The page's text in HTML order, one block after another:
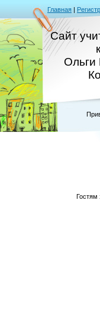
Главная |
Сайт
Ольги
Гостям